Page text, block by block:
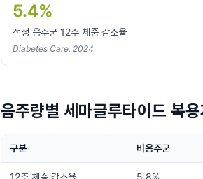
5.4%
적정 음주군 12주 체중 감소율
Diabetes Care, 2024
음주량별 세마글루타이드 복
구분 비음주군
12주 체중 감소율 5.8%